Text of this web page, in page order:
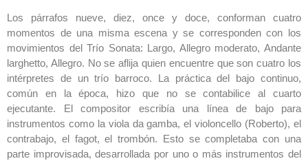
Los párrafos nueve, diez, once y doce, conforman cuatro
momentos de una misma escena y se corresponden con los
movimientos del Trío Sonata: Largo, Allegro moderato, Andante
larghetto, Allegro. No se aflija quien encuentre que son cuatro los
intérpretes de un trío barroco. La práctica del bajo continuo,
común en la época, hizo que no se contabilice al cuarto
ejecutante. El compositor escribía una línea de bajo para
instrumentos como la viola da gamba, el violoncello (Roberto), el
contrabajo, el fagot, el trombón. Esto se completaba con una
parte improvisada, desarrollada por uno o más instrumentos del